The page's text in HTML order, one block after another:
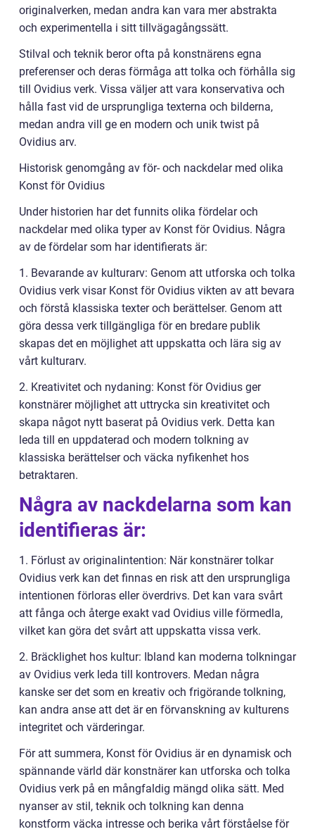
originalverken, medan andra kan vara mer abstrakta
och experimentella i sitt tillvägagångssätt.
Stilval och teknik beror ofta på konstnärens egna
preferenser och deras förmåga att tolka och förhålla sig
till Ovidius verk. Vissa väljer att vara konservativa och
hålla fast vid de ursprungliga texterna och bilderna,
medan andra vill ge en modern och unik twist på
Ovidius arv.
Historisk genomgång av för- och nackdelar med olika
Konst för Ovidius
Under historien har det funnits olika fördelar och
nackdelar med olika typer av Konst för Ovidius. Några
av de fördelar som har identifierats är:
1. Bevarande av kulturarv: Genom att utforska och tolka
Ovidius verk visar Konst för Ovidius vikten av att bevara
och förstå klassiska texter och berättelser. Genom att
göra dessa verk tillgängliga för en bredare publik
skapas det en möjlighet att uppskatta och lära sig av
vårt kulturarv.
2. Kreativitet och nydaning: Konst för Ovidius ger
konstnärer möjlighet att uttrycka sin kreativitet och
skapa något nytt baserat på Ovidius verk. Detta kan
leda till en uppdaterad och modern tolkning av
klassiska berättelser och väcka nyfikenhet hos
betraktaren.
Några av nackdelarna som kan
identifieras är:
1. Förlust av originalintention: När konstnärer tolkar
Ovidius verk kan det finnas en risk att den ursprungliga
intentionen förloras eller överdrivs. Det kan vara svårt
att fånga och återge exakt vad Ovidius ville förmedla,
vilket kan göra det svårt att uppskatta vissa verk.
2. Bräcklighet hos kultur: Ibland kan moderna tolkningar
av Ovidius verk leda till kontrovers. Medan några
kanske ser det som en kreativ och frigörande tolkning,
kan andra anse att det är en förvanskning av kulturens
integritet och värderingar.
För att summera, Konst för Ovidius är en dynamisk och
spännande värld där konstnärer kan utforska och tolka
Ovidius verk på en mångfaldig mängd olika sätt. Med
nyanser av stil, teknik och tolkning kan denna
konstform väcka intresse och berika vårt förståelse för